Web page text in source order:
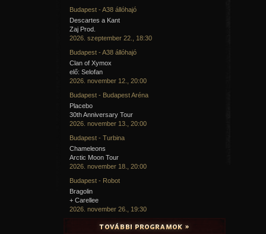
Budapest - A38 állóhajó
Descartes a Kant
Zaj Prod.
2026. szeptember 22., 18:30
Budapest - A38 állóhajó
Clan of Xymox
elő: Selofan
2026. november 12., 20:00
Budapest - Budapest Aréna
Placebo
30th Anniversary Tour
2026. november 13., 20:00
Budapest - Turbina
Chameleons
Arctic Moon Tour
2026. november 18., 20:00
Budapest - Robot
Bragolin
+ Carellee
2026. november 26., 19:30